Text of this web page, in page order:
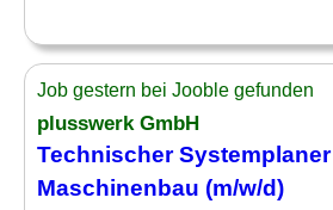
Job gestern bei Jooble gefunden
plusswerk GmbH
Technischer Systemplaner
Maschinenbau (m/w/d)